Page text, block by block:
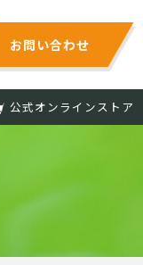
お問い合わせ
公式オンラインストア